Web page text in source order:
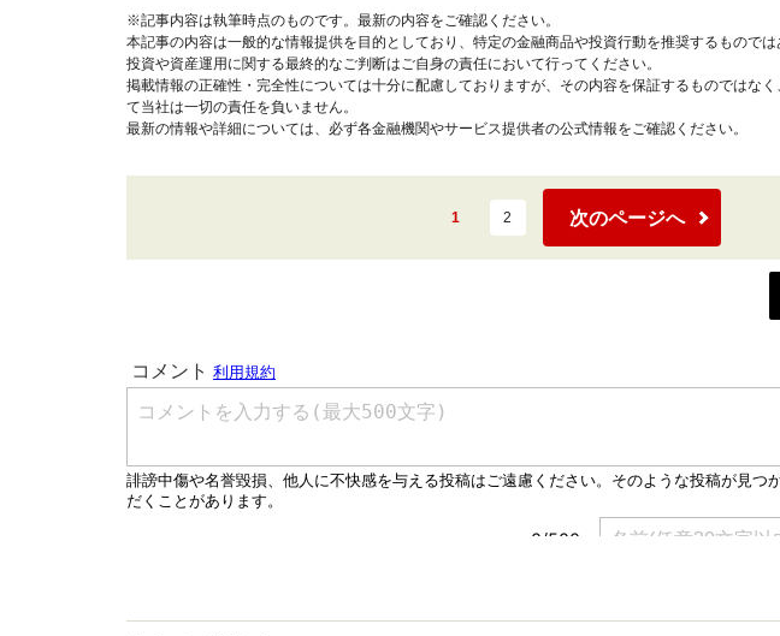
※記事内容は執筆時点のものです。最新の内容をご確認ください。
本記事の内容は一般的な情報提供を目的としており、特定の金融商品や投資行動を推奨するものでは
投資や資産運用に関する最終的なご判断はご自身の責任において行ってください。
掲載情報の正確性・完全性については十分に配慮しておりますが、その内容を保証するものではな
て当社は一切の責任を負いません。
最新の情報や詳細については、必ず各金融機関やサービス提供者の公式情報をご確認ください。
1 2 次のページへ